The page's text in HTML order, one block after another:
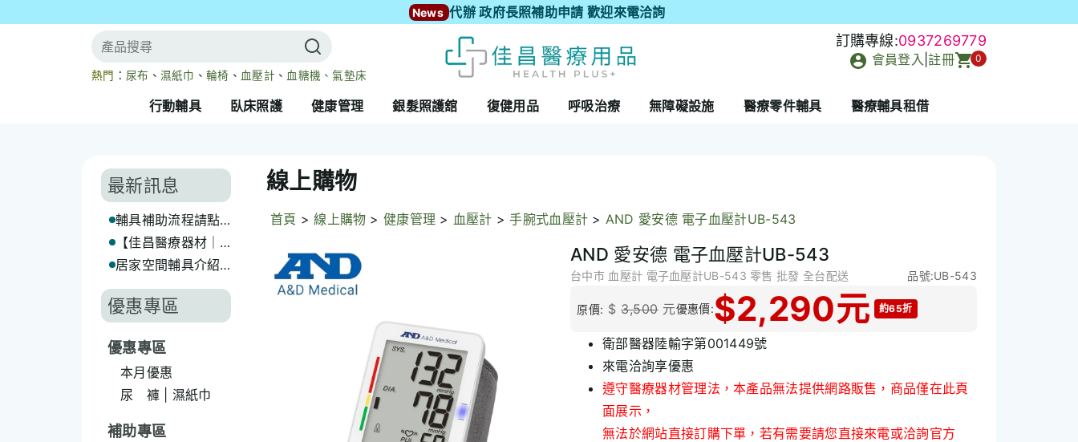
News 代辦 政府長照補助申請 歡迎來電洽詢
熱門 ： 尿布 、 濕紙巾 、輪椅 、 血壓計 、 血糖機、氣墊床
訂購專線:0937269779
會員登入 |註冊 0
行動輔具 臥床照護 健康管理 銀髮照護舘 復健用品 呼吸治療 無障礙設施 醫療零件輔具 醫療輔具租借
最新訊息
輔具補助流程請點
我
【佳昌醫療器材｜
長照輔具補助代辦
服務】
居家空間輔具介紹
(一) 浴廁篇(上)
優惠專區
優惠專區
本月優惠
尿 褲 | 濕紙巾
補助專區
線上購物
首頁 >線上購物 >健康管理 > 血壓計 >手腕式血壓計 > AND 愛安德 電子血壓計UB-543
AND 愛安德 電子血壓計UB-543
台中市 血壓計 電子血壓計UB-543 零售 批發 全台配送 品號:UB-543
原價: $ 3,500 元優惠價:$2,290元 約65折
衛部醫器陸輸字第001449號
來電洽詢享優惠
遵守醫療器材管理法，本產品無法提供網路販售，商品僅在此頁
面展示，
無法於網站直接訂購下單，若有需要請您直接來電或洽詢官方